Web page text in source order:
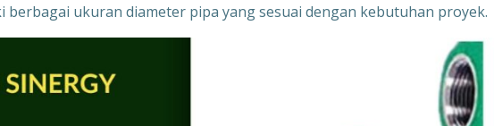
berbagai ukuran diameter pipa yang sesuai dengan kebutuhan proyek.